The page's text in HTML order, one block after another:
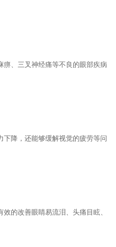
、三叉神经痛等不良的眼部疾病
降，还能够缓解视觉的疲劳等问
的改善眼睛易流泪、头痛目眩、